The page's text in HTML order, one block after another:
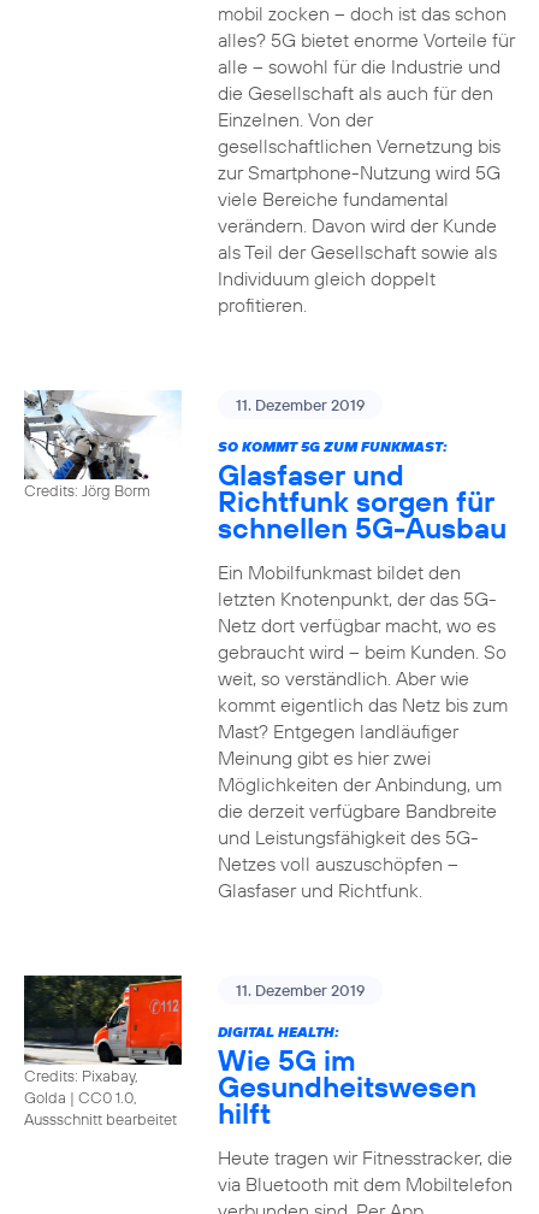
mobil zocken – doch ist das schon
alles? 5G bietet enorme Vorteile für
alle – sowohl für die Industrie und
die Gesellschaft als auch für den
Einzelnen. Von der
gesellschaftlichen Vernetzung bis
zur Smartphone-Nutzung wird 5G
viele Bereiche fundamental
verändern. Davon wird der Kunde
als Teil der Gesellschaft sowie als
Individuum gleich doppelt
profitieren.
Credits: Jörg Borm
11. Dezember 2019
SO KOMMT 5G ZUM FUNKMAST:
Glasfaser und
Richtfunk sorgen für
schnellen 5G-Ausbau
Ein Mobilfunkmast bildet den
letzten Knotenpunkt, der das 5G-
Netz dort verfügbar macht, wo es
gebraucht wird – beim Kunden. So
weit, so verständlich. Aber wie
kommt eigentlich das Netz bis zum
Mast? Entgegen landläufiger
Meinung gibt es hier zwei
Möglichkeiten der Anbindung, um
die derzeit verfügbare Bandbreite
und Leistungsfähigkeit des 5G-
Netzes voll auszuschöpfen –
Glasfaser und Richtfunk.
Credits: Pixabay,
Golda | CC0 1.0,
Aussschnitt bearbeitet
11. Dezember 2019
DIGITAL HEALTH:
Wie 5G im
Gesundheitswesen
hilft
Heute tragen wir Fitnesstracker, die
via Bluetooth mit dem Mobiltelefon